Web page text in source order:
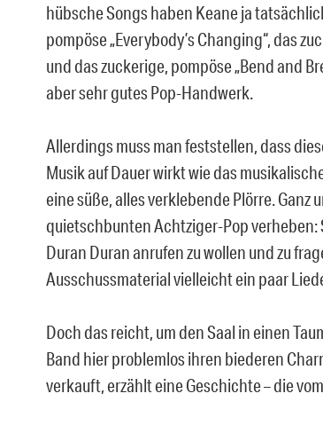
hübsche Songs haben Keane ja
pompöse „Everybody’s Changing“, das
und das zuckerige, pompöse „Bend and
aber sehr gutes Pop-Handwerk.
Allerdings muss man feststellen, dass
Musik auf Dauer wirkt wie das
eine süße, alles verklebende Plörre. Ganz
quietschbunten Achtziger-Pop verheben:
Duran Duran anrufen zu wollen und zu
Ausschussmaterial vielleicht ein paar
Doch das reicht, um den Saal in einen
Band hier problemlos ihren biederen
verkauft, erzählt eine Geschichte – die